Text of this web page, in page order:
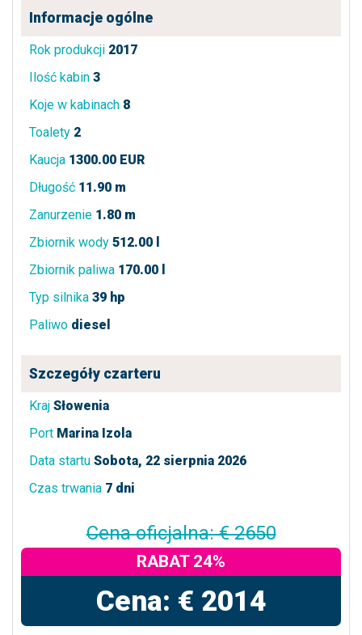
Informacje ogólne
Rok produkcji 2017
Ilość kabin 3
Koje w kabinach 8
Toalety 2
Kaucja 1300.00 EUR
Długość 11.90 m
Zanurzenie 1.80 m
Zbiornik wody 512.00 l
Zbiornik paliwa 170.00 l
Typ silnika 39 hp
Paliwo diesel
Szczegóły czarteru
Kraj Słowenia
Port Marina Izola
Data startu Sobota, 22 sierpnia 2026
Czas trwania 7 dni
Cena oficjalna: € 2650
RABAT 24%
Cena: € 2014